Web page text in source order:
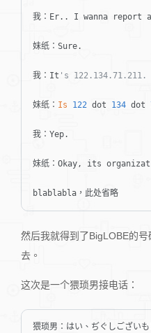
我：Er.. I wanna report
妹纸：Sure.
我：It 's 122.134.71.211.
妹纸： Is 122 dot 134 dot
我：Yep.
妹纸：Okay, its
blablabla，此处省略
然后我就得到了BigLOBE的
去。
这次是一个猥琐男接电话：
猥琐男：はい、ぢぐしございも